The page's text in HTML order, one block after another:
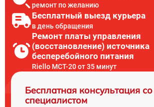
ремонт по желанию
Бесплатный выезд курьера
в день обращения
Ремонт платы управления
(восстановление) источника
бесперебойного питания
Riello MCT-20 от 35 минут
Бесплатная консультация со
специалистом